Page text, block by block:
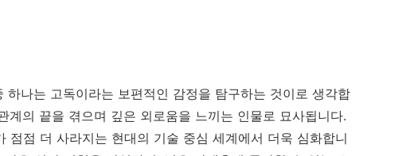
나는 고독이라는 보편적인 감정을 탐구하는 것이로 생각합
계의 끝을 겪으며 깊은 외로움을 느끼는 인물로 묘사됩니다.
점점 더 사라지는 현대의 기술 중심 세계에서 더욱 심화합니